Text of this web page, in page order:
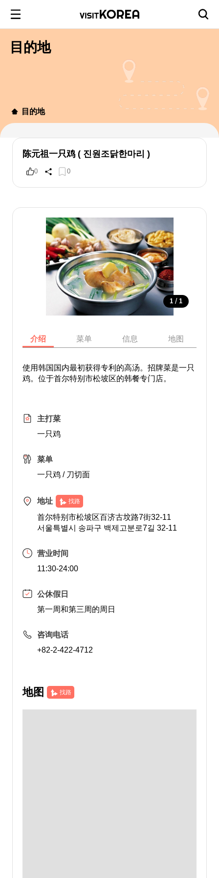
目的地
目的地
陈元祖一只鸡 ( 진원조닭한마리 )
0 0
1 / 1
介绍 菜单 信息 地图
使用韩国国内最初获得专利的高汤。招牌菜是一只
鸡。位于首尔特别市松坡区的韩餐专门店。
主打菜
一只鸡
菜单
一只鸡 / 刀切面
地址 找路
首尔特别市松坡区百济古坟路7街32-11
서울특별시 송파구 백제고분로7길 32-11
营业时间
11:30-24:00
公休假日
第一周和第三周的周日
咨询电话
+82-2-422-4712
地图 找路